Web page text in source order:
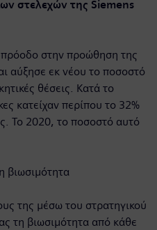
στελεχών της Siemens
πρόοδο στην προώθηση της
αύξησε εκ νέου το ποσοστό
θέσεις. Κατά το
κατείχαν περίπου το 32%
Το 2020, το ποσοστό αυτό
βιωσιμότητα
της μέσω του στρατηγικού
τη βιωσιμότητα από κάθε